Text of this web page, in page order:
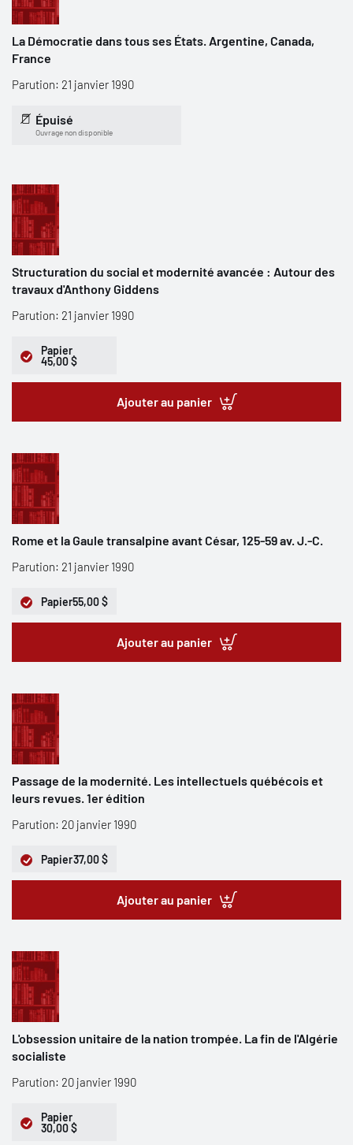
La Démocratie dans tous ses États. Argentine, Canada,
France
Parution: 21 janvier 1990
Épuisé
Ouvrage non disponible
Structuration du social et modernité avancée : Autour des
travaux d'Anthony Giddens
Parution: 21 janvier 1990
Papier
45,00 $
Ajouter au panier
Rome et la Gaule transalpine avant César, 125-59 av. J.-C.
Parution: 21 janvier 1990
Papier55,00 $
Ajouter au panier
Passage de la modernité. Les intellectuels québécois et
leurs revues. 1er édition
Parution: 20 janvier 1990
Papier37,00 $
Ajouter au panier
L'obsession unitaire de la nation trompée. La fin de l'Algérie
socialiste
Parution: 20 janvier 1990
Papier
30,00 $